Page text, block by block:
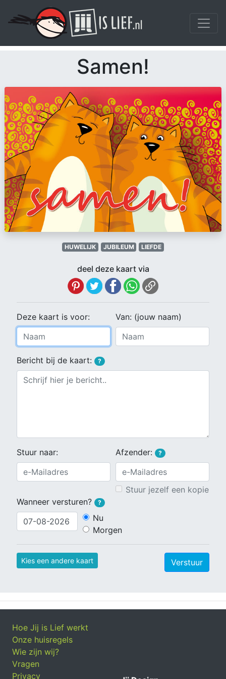
Samen!
HUWELIJK JUBILEUM LIEFDE
deel deze kaart via
Deze kaart is voor: Van: (jouw naam)
Bericht bij de kaart: ?
Stuur naar: Afzender: ?
Stuur jezelf een kopie
Wanneer versturen?
?
Nu
Morgen
Kies een andere kaart Verstuur
Hoe Jij is Lief werkt
Onze huisregels
Wie zijn wij?
Vragen
Privacy